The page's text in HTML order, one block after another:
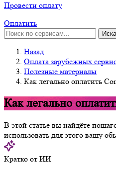
Провести оплату
Оплатить
Назад
Оплата зарубежных
Полезные материалы
Как легально оплатить
Как легально
В этой статье вы найдёте
использовать для этого вашу
Кратко от ИИ